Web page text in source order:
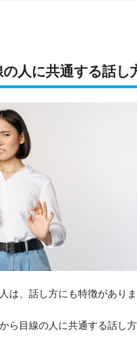
人に共通する話し
は、話し方にも特徴がありま
ら目線の人に共通する話し方